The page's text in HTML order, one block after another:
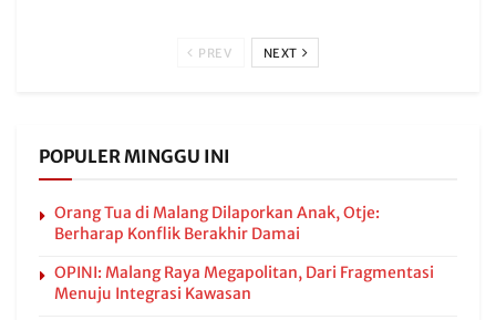
PREV NEXT
POPULER MINGGU INI
Orang Tua di Malang Dilaporkan Anak, Otje:
Berharap Konflik Berakhir Damai
OPINI: Malang Raya Megapolitan, Dari Fragmentasi
Menuju Integrasi Kawasan